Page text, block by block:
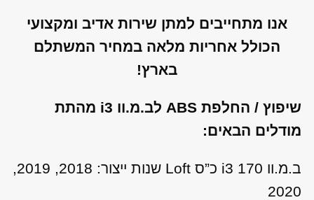
אנו מתחייבים למתן שירות אדיב ומקצועי
הכולל אחריות מלאה במחיר המשתלם
בארץ!
שיפוץ / החלפת ABS לב.מ.וו i3 מהתת
מודלים הבאים:
ב.מ.וו i3 170 כ”ס Loft שנות ייצור: 2018, 2019,
2020